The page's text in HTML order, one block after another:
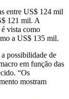
entre US$ 124 mil
121 mil. A
vista como
a US$ 135 mil.
possibilidade de
em função das
“Os
mostram